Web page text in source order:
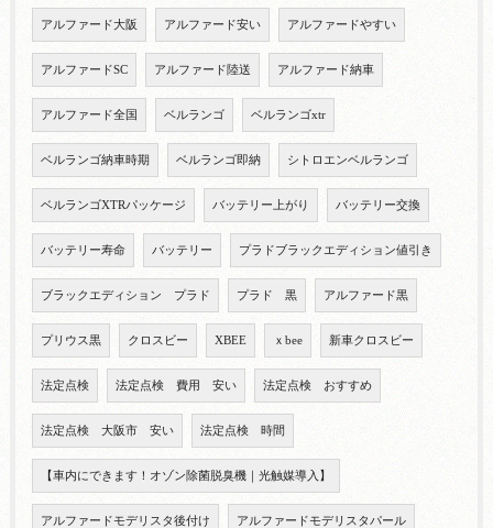
アルファード大阪 アルファード安い アルファードやすい
アルファードSC アルファード陸送 アルファード納車
アルファード全国 ベルランゴ ベルランゴxtr
ベルランゴ納車時期 ベルランゴ即納 シトロエンベルランゴ
ベルランゴXTRパッケージ バッテリー上がり バッテリー交換
バッテリー寿命 バッテリー プラドブラックエディション値引き
ブラックエディション プラド プラド 黒 アルファード黒
プリウス黒 クロスビー XBEE ｘbee 新車クロスビー
法定点検 法定点検 費用 安い 法定点検 おすすめ
法定点検 大阪市 安い 法定点検 時間
【車内にできます！オゾン除菌脱臭機｜光触媒導入】
アルファードモデリスタ後付け アルファードモデリスタパール